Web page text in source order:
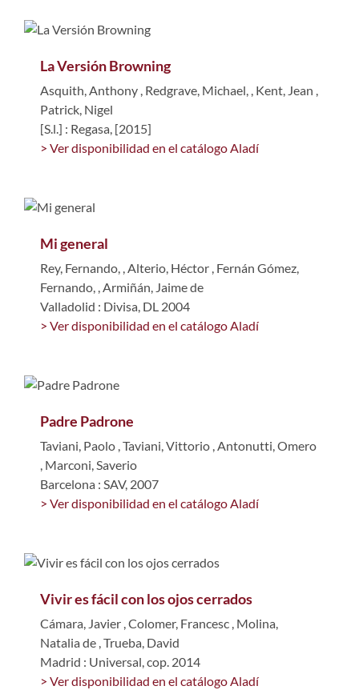
La Versión Browning
Asquith, Anthony , Redgrave, Michael, , Kent, Jean ,
Patrick, Nigel
[S.l.] : Regasa, [2015]
> Ver disponibilidad en el catálogo Aladí
Mi general
Rey, Fernando, ,Alterio, Héctor , Fernán Gómez,
Fernando, ,Armiñán, Jaime de
Valladolid : Divisa, DL 2004
> Ver disponibilidad en el catálogo Aladí
Padre Padrone
Taviani, Paolo ,Taviani, Vittorio ,Antonutti, Omero
, Marconi, Saverio
Barcelona : SAV, 2007
> Ver disponibilidad en el catálogo Aladí
Vivir es fácil con los ojos cerrados
Cámara, Javier ,Colomer, Francesc , Molina,
Natalia de ,Trueba, David
Madrid : Universal, cop. 2014
> Ver disponibilidad en el catálogo Aladí